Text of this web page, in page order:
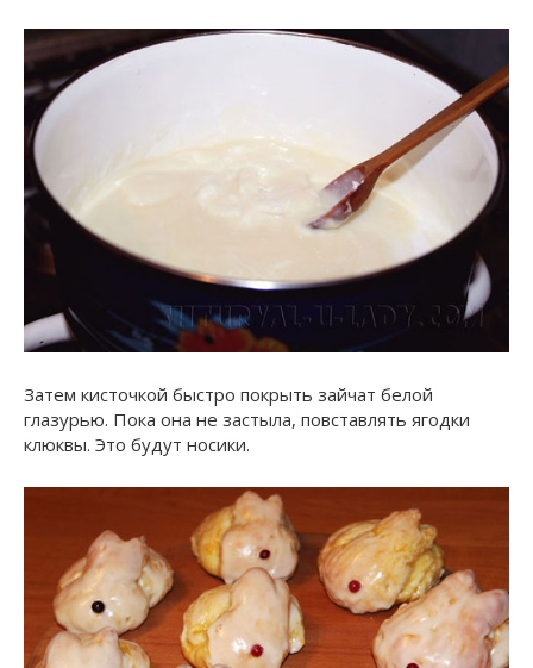
Затем кисточкой быстро покрыть зайчат белой
глазурью. Пока она не застыла, повставлять ягодки
клюквы. Это будут носики.